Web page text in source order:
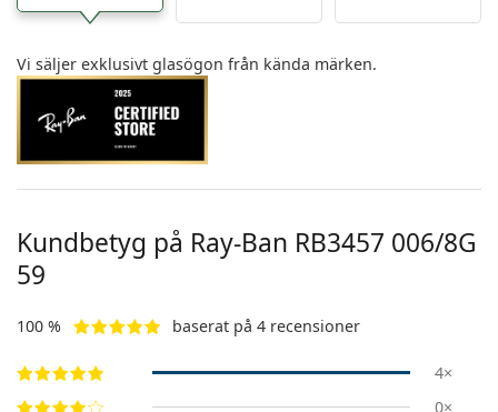
Vi säljer exklusivt glasögon från kända märken.
Kundbetyg på Ray-Ban RB3457 006/8G
59
100 % baserat på 4 recensioner
4×
0×